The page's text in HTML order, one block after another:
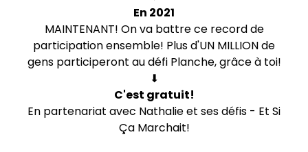
En 2021
MAINTENANT! On va battre ce record de
participation ensemble! Plus d'UN MILLION de
gens participeront au défi Planche, grâce à toi!
⬇︎
C'est gratuit!
En partenariat avec Nathalie et ses défis - Et Si
Ça Marchait!